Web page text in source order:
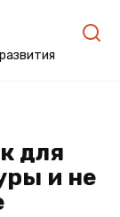
для
и не